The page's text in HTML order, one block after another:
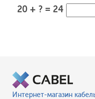
20 + ? = 24
Интернет-магазин